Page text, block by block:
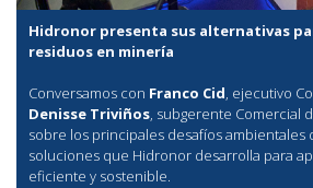
Hidronor presenta sus alternativas
residuos en minería
Conversamos con Franco Cid, ejecutivo
Denisse Triviños, subgerente Comercial
sobre los principales desafíos ambientales
soluciones que Hidronor desarrolla para
eficiente y sostenible.